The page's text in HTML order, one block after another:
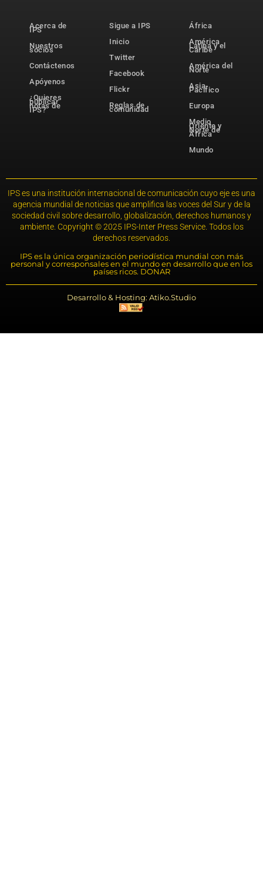
Acerca de
IPS
Nuestros
socios
Contáctenos
Apóyenos
¿Quieres
publicar
notas de
IPS?
Sigue a IPS
Inicio
Twitter
Facebook
Flickr
Reglas de
comunidad
África
América
Latina y el
Caribe
América del
Norte
Asia-
Pacífico
Europa
Medio
Oriente y
Norte de
África
Mundo
IPS es una institución internacional de comunicación cuyo eje es una
agencia mundial de noticias que amplifica las voces del Sur y de la
sociedad civil sobre desarrollo, globalización, derechos humanos y
ambiente. Copyright © 2025 IPS-Inter Press Service. Todos los
derechos reservados.
IPS es la única organización periodística mundial con más
personal y corresponsales en el mundo en desarrollo que en los
países ricos. DONAR
Desarrollo & Hosting: Atiko.Studio